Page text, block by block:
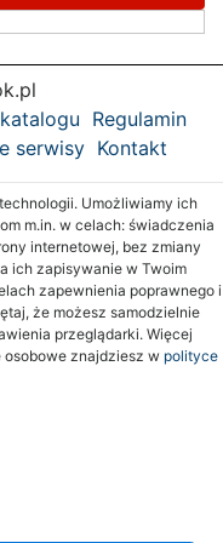
Regulamin
serwisy Kontakt
Umożliwiamy ich
m.in. w celach: świadczenia
internetowej, bez zmiany
ich zapisywanie w Twoim
zapewnienia poprawnego i
że możesz samodzielnie
przeglądarki. Więcej
znajdziesz w polityce